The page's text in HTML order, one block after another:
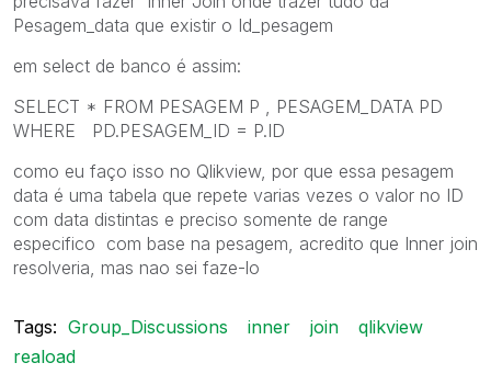
Pesagem_data que existir o Id_pesagem
em select de banco é assim:
SELECT * FROM PESAGEM P , PESAGEM_DATA PD
WHERE PD.PESAGEM_ID = P.ID
como eu faço isso no Qlikview, por que essa pesagem
data é uma tabela que repete varias vezes o valor no ID
com data distintas e preciso somente de range
especifico com base na pesagem, acredito que Inner join
resolveria, mas nao sei faze-lo
Tags: Group_Discussions inner join
qlikview
reaload